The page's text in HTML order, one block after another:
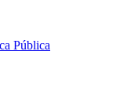
Pública